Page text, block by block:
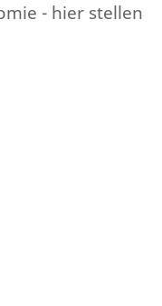
- hier stellen